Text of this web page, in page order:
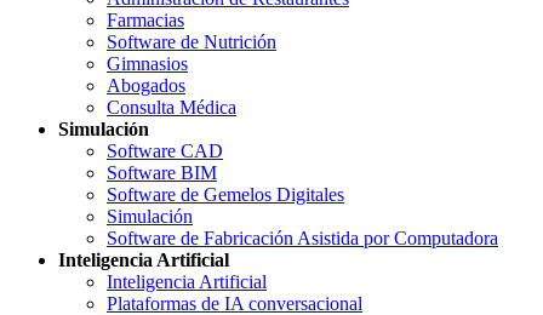
Farmacias
Software de Nutrición
Gimnasios
Abogados
Consulta Médica
Simulación
Software CAD
Software BIM
Software de Gemelos Digitales
Simulación
Software de Fabricación Asistida por Computadora
Inteligencia Artificial
Inteligencia Artificial
Plataformas de IA conversacional